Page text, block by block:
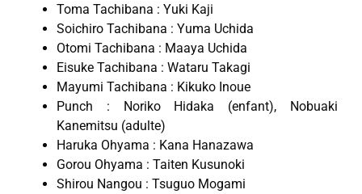
Toma Tachibana : Yuki Kaji
Soichiro Tachibana : Yuma Uchida
Otomi Tachibana : Maaya Uchida
Eisuke Tachibana : Wataru Takagi
Mayumi Tachibana : Kikuko Inoue
Punch : Noriko Hidaka (enfant), Nobuaki
Kanemitsu (adulte)
Haruka Ohyama : Kana Hanazawa
Gorou Ohyama : Taiten Kusunoki
Shirou Nangou : Tsuguo Mogami